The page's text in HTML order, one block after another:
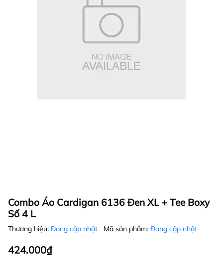
Combo Áo Cardigan 6136 Đen XL + Tee Boxy
Số 4 L
Thương hiệu: Đang cập nhật Mã sản phẩm: Đang cập nhật
424.000₫